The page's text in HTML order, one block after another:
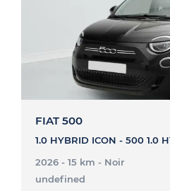
FIAT 500
1.0 HYBRID ICON - 500 1.0
2026 - 15 km - Noir
undefined